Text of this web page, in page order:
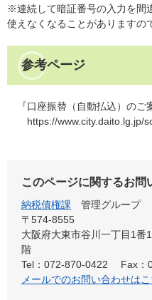
※連続して暗証番号の入力を間
使えなくなることがありますの
参考ページ
『口座振替（自動払込）のご
https://www.city.daito.lg.jp/
このページに関するお問
納税債権課
管理グループ
〒574-8555
大阪府大東市谷川一丁目1
階
Tel：072-870-0422
Fax：
メールでのお問い合わせはこ